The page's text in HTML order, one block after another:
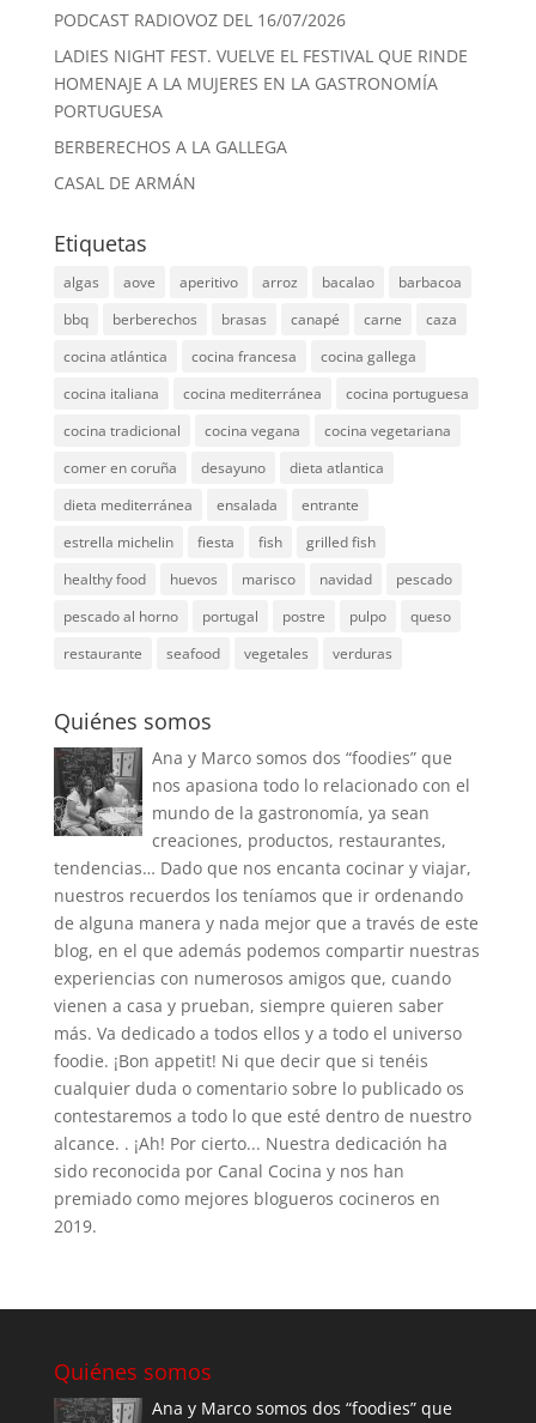
PODCAST RADIOVOZ DEL 16/07/2026
LADIES NIGHT FEST. VUELVE EL FESTIVAL QUE RINDE
HOMENAJE A LA MUJERES EN LA GASTRONOMÍA
PORTUGUESA
BERBERECHOS A LA GALLEGA
CASAL DE ARMÁN
Etiquetas
algas aove aperitivo arroz bacalao
barbacoa
bbq
berberechos brasas canapé carne
caza
cocina atlántica
cocina francesa
cocina gallega
cocina italiana
cocina mediterránea
cocina portuguesa
cocina tradicional
cocina vegana
cocina vegetariana
comer en coruña
desayuno
dieta atlantica
dieta mediterránea
ensalada
entrante
estrella michelin
fiesta fish
grilled fish
healthy food
huevos marisco navidad
pescado
pescado al horno
portugal postre pulpo
queso
restaurante
seafood vegetales verduras
Quiénes somos
Ana y Marco somos dos “foodies” que
nos apasiona todo lo relacionado con el
mundo de la gastronomía, ya sean
creaciones, productos, restaurantes,
tendencias… Dado que nos encanta cocinar y viajar,
nuestros recuerdos los teníamos que ir ordenando
de alguna manera y nada mejor que a través de este
blog, en el que además podemos compartir nuestras
experiencias con numerosos amigos que, cuando
vienen a casa y prueban, siempre quieren saber
más. Va dedicado a todos ellos y a todo el universo
foodie. ¡Bon appetit! Ni que decir que si tenéis
cualquier duda o comentario sobre lo publicado os
contestaremos a todo lo que esté dentro de nuestro
alcance. . ¡Ah! Por cierto... Nuestra dedicación ha
sido reconocida por Canal Cocina y nos han
premiado como mejores blogueros cocineros en
2019.
Quiénes somos
Ana y Marco somos dos “foodies” que